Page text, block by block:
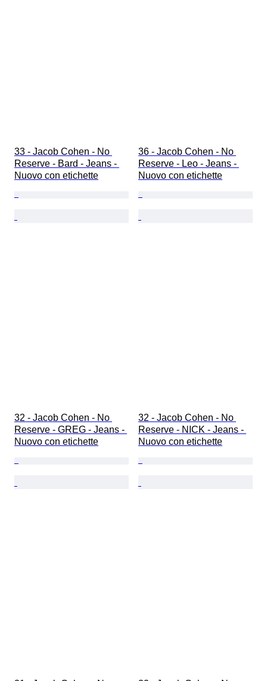
33 - Jacob Cohen - No
Reserve - Bard - Jeans -
Nuovo con etichette
36 - Jacob Cohen - No
Reserve - Leo - Jeans -
Nuovo con etichette
32 - Jacob Cohen - No
Reserve - GREG - Jeans -
Nuovo con etichette
32 - Jacob Cohen - No
Reserve - NICK - Jeans -
Nuovo con etichette